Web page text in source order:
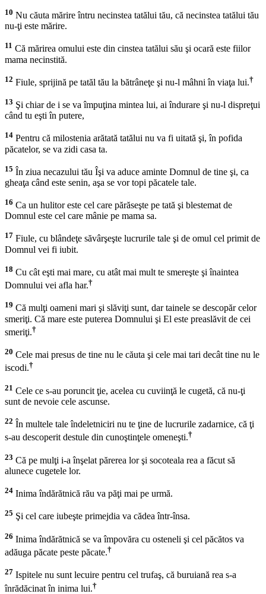
10 Nu căuta mărire întru necinstea tatălui tău, că necinstea tatălui tău
nu-ţi este mărire.
11 Că mărirea omului este din cinstea tatălui său şi ocară este fiilor
mama necinstită.
12 Fiule, sprijină pe tatăl tău la bătrâneţe şi nu-l mâhni în viaţa lui.†
13 Şi chiar de i se va împuţina mintea lui, ai îndurare şi nu-l dispreţui
când tu eşti în putere,
14 Pentru că milostenia arătată tatălui nu va fi uitată şi, în pofida
păcatelor, se va zidi casa ta.
15 În ziua necazului tău Îşi va aduce aminte Domnul de tine şi, ca
gheaţa când este senin, aşa se vor topi păcatele tale.
16 Ca un hulitor este cel care părăseşte pe tată şi blestemat de
Domnul este cel care mânie pe mama sa.
17 Fiule, cu blândeţe săvârşeşte lucrurile tale şi de omul cel primit de
Domnul vei fi iubit.
18 Cu cât eşti mai mare, cu atât mai mult te smereşte şi înaintea
Domnului vei afla har.†
19 Că mulţi oameni mari şi slăviţi sunt, dar tainele se descopăr celor
smeriţi. Că mare este puterea Domnului şi El este preaslăvit de cei
smeriţi.†
20 Cele mai presus de tine nu le căuta şi cele mai tari decât tine nu le
iscodi.†
21 Cele ce s-au poruncit ţie, acelea cu cuviinţă le cugetă, că nu-ţi
sunt de nevoie cele ascunse.
22 În multele tale îndeletniciri nu te ţine de lucrurile zadarnice, că ţi
s-au descoperit destule din cunoştinţele omeneşti.†
23 Că pe mulţi i-a înşelat părerea lor şi socoteala rea a făcut să
alunece cugetele lor.
24 Inima îndărătnică rău va păţi mai pe urmă.
25 Şi cel care iubeşte primejdia va cădea într-însa.
26 Inima îndărătnică se va împovăra cu osteneli şi cel păcătos va
adăuga păcate peste păcate.†
27 Ispitele nu sunt lecuire pentru cel trufaş, că buruiană rea s-a
înrădăcinat în inima lui.†